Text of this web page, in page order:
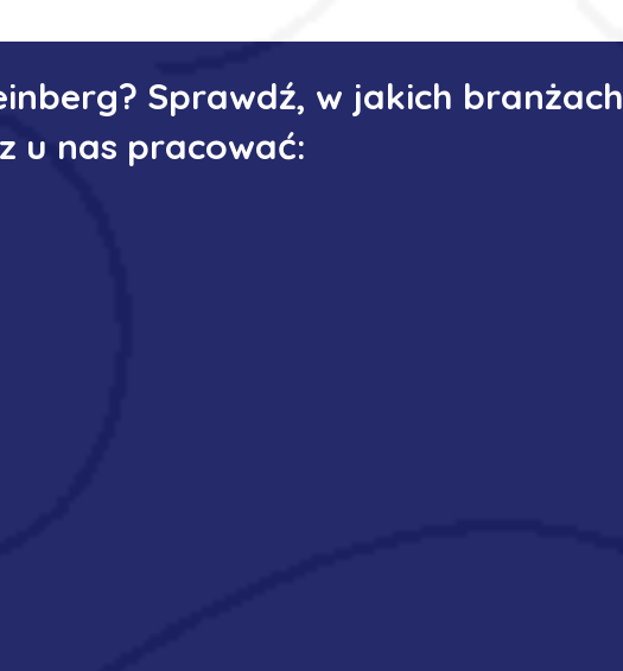
Sprawdź, w jakich branżach
u nas pracować: